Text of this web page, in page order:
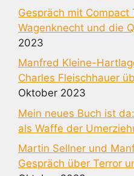
Gespräch mit Compact
Wagenknecht und die
2023
Manfred Kleine-
Charles Fleischhauer
Oktober 2023
Mein neues Buch ist
als Waffe der
Martin Sellner und
Gespräch über Terror